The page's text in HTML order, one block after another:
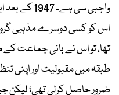
واجبی سی
اس کو کسی دوسرے مذہبی
تھا، تو اس نے بانی جماعت
طبقہ میں مقبولیت اور اپنی
ضرور حاصل کرلی تھی؛ لیکن